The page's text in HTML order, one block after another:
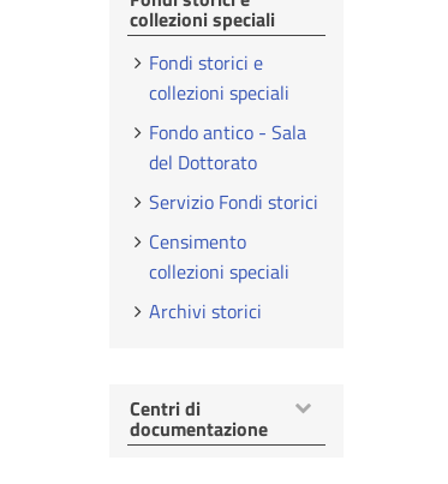
collezioni speciali
Fondi storici e
collezioni speciali
Fondo antico - Sala
del Dottorato
Servizio Fondi storici
Censimento
collezioni speciali
Archivi storici
Mostra
voci
Centri di
documentazione